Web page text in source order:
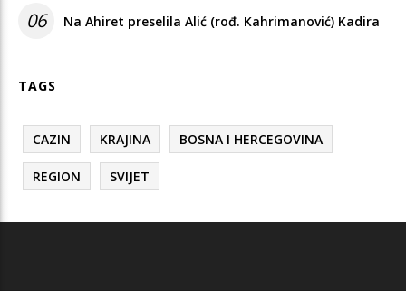
06 Na Ahiret preselila Alić (rođ. Kahrimanović) Kadira
TAGS
CAZIN KRAJINA BOSNA I HERCEGOVINA
REGION SVIJET